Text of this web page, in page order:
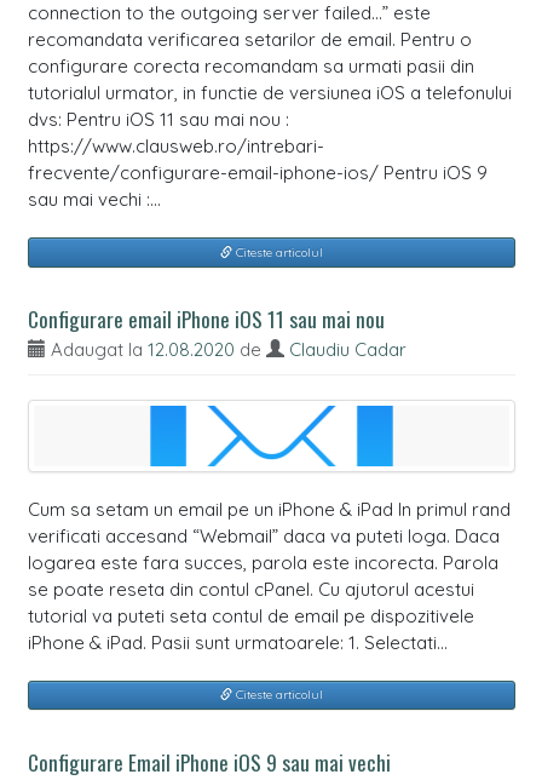
connection to the outgoing server failed…” este
recomandata verificarea setarilor de email. Pentru o
configurare corecta recomandam sa urmati pasii din
tutorialul urmator, in functie de versiunea iOS a telefonului
dvs: Pentru iOS 11 sau mai nou :
https://www.clausweb.ro/intrebari-
frecvente/configurare-email-iphone-ios/ Pentru iOS 9
sau mai vechi :…
Citeste articolul
Configurare email iPhone iOS 11 sau mai nou
Adaugat la 12.08.2020 de Claudiu Cadar
Cum sa setam un email pe un iPhone & iPad In primul rand
verificati accesand “Webmail” daca va puteti loga. Daca
logarea este fara succes, parola este incorecta. Parola
se poate reseta din contul cPanel. Cu ajutorul acestui
tutorial va puteti seta contul de email pe dispozitivele
iPhone & iPad. Pasii sunt urmatoarele: 1. Selectati…
Citeste articolul
Configurare Email iPhone iOS 9 sau mai vechi